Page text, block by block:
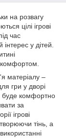
на розвагу
цілі ігрові
час
у дітей.
матеріалу –
гри у дворі
буде комфортно
за
ігрові
тінь, а